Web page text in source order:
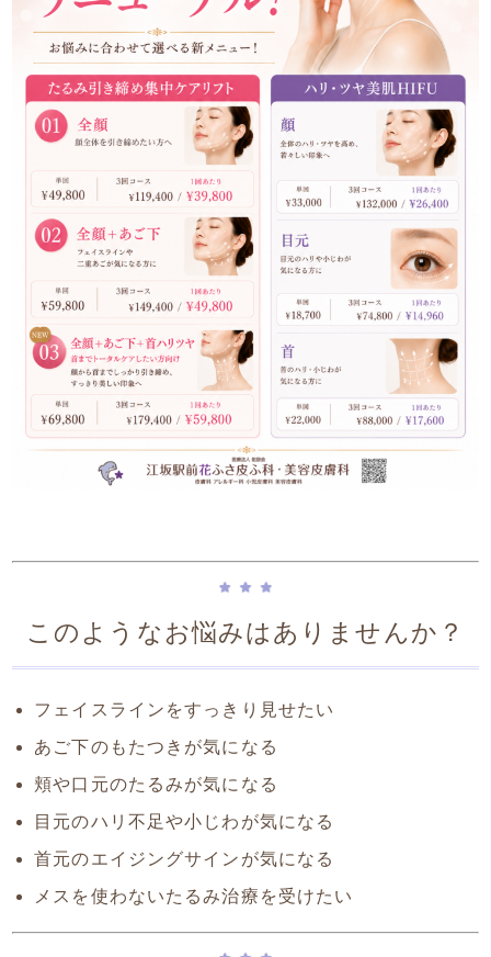
このようなお悩みはありませんか？
フェイスラインをすっきり見せたい
あご下のもたつきが気になる
頬や口元のたるみが気になる
目元のハリ不足や小じわが気になる
首元のエイジングサインが気になる
メスを使わないたるみ治療を受けたい